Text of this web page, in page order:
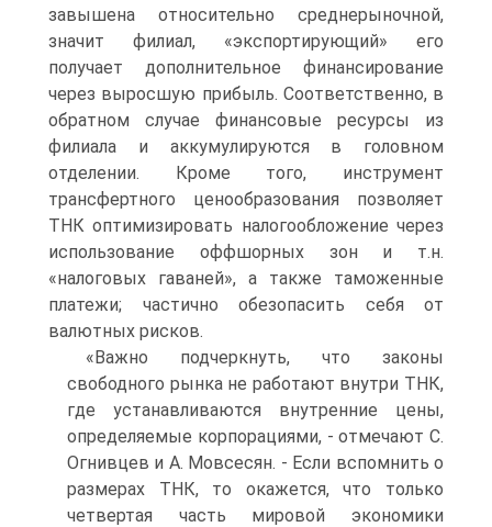
завышена относительно среднерыночной,
значит филиал, «экспортирующий» его
получает дополнительное финансирование
через выросшую прибыль. Соответственно, в
обратном случае финансовые ресурсы из
филиала и аккумулируются в головном
отделении. Кроме того, инструмент
трансфертного ценообразования позволяет
ТНК оптимизировать налогообложение через
использование оффшорных зон и т.н.
«налоговых гаваней», а также таможенные
платежи; частично обезопасить себя от
валютных рисков.
«Важно подчеркнуть, что законы
свободного рынка не работают внутри ТНК,
где устанавливаются внутренние цены,
определяемые корпорациями, - отмечают С.
Огнивцев и А. Мовсесян. - Если вспомнить о
размерах ТНК, то окажется, что только
четвертая часть мировой экономики